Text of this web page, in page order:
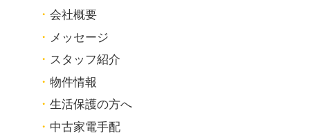
会社概要
メッセージ
スタッフ紹介
物件情報
生活保護の方へ
中古家電手配